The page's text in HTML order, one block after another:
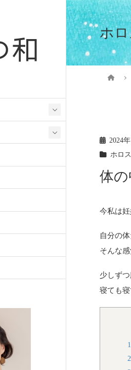
ホ
2024
ホロ
体
今私は
自分の
そんな
少しず
寝ても
1
2